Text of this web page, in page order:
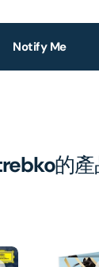
Notify Me
的產